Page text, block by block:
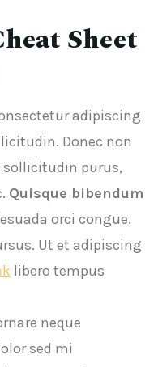
Sheet
adipiscing
Donec non
sollicitudin purus,
Quisque bibendum
orci congue.
Ut et adipiscing
libero tempus
neque
sed mi